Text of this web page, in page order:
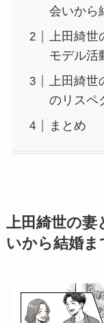
会いから
上田綺世
モデル活
上田綺世
のリスペ
まとめ
上田綺世の妻
いから結婚ま